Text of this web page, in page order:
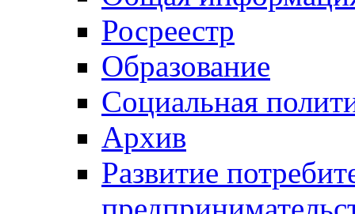
Росреестр
Образование
Социальная
Архив
Развитие